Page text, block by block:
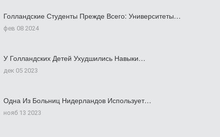
Голландские Студенты Прежде Всего: Университеты…
фев 08 2024
У Голландских Детей Ухудшились Навыки…
дек 05 2023
Одна Из Больниц Нидерландов Использует…
нояб 13 2023